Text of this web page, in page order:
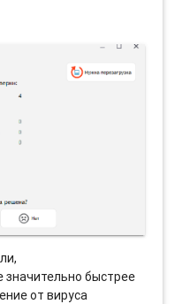
значительно быстрее
от вируса